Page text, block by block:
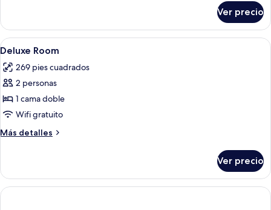
DOUBLE
ROOM
Ver precio
Abrir
todas
las
fotos
de
Deluxe
Room
Una habitación de hotel moderna
6
Deluxe Room
269 pies cuadrados
2 personas
1 cama doble
Wifi gratuito
Más detalles
Más
Room
Ver precio